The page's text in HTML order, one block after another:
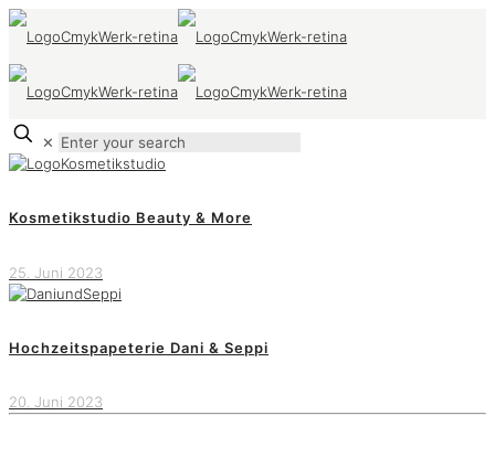
✕
Kosmetikstudio Beauty & More
25. Juni 2023
Hochzeitspapeterie Dani & Seppi
20. Juni 2023